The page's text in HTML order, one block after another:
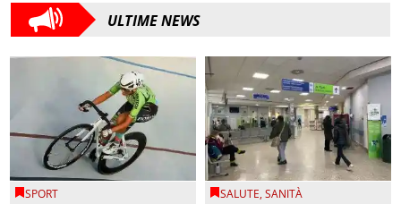
ULTIME NEWS
SPORT SALUTE,SANITÀ